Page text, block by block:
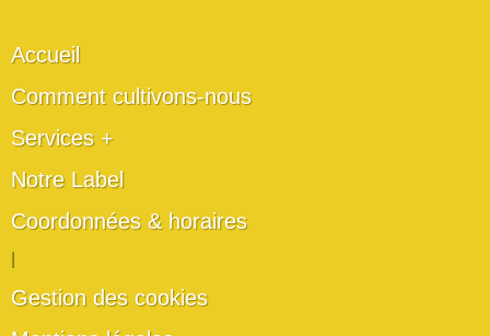
Accueil
Comment cultivons-nous
Services +
Notre Label
Coordonnées & horaires
Gestion des cookies